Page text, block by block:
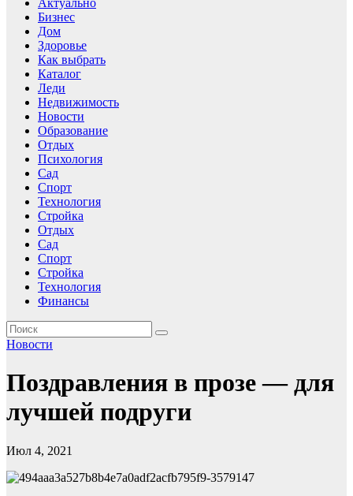
Актуально
Бизнес
Дом
Здоровье
Как выбрать
Каталог
Леди
Недвижимость
Новости
Образование
Отдых
Психология
Сад
Спорт
Технология
Стройка
Отдых
Сад
Спорт
Стройка
Технология
Финансы
Новости
Поздравления в прозе — для
лучшей подруги
Июл 4, 2021